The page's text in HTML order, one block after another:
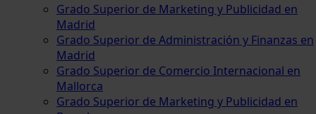
Grado Superior de Marketing y Publicidad en
Madrid
Grado Superior de Administración y Finanzas en
Madrid
Grado Superior de Comercio Internacional en
Mallorca
Grado Superior de Marketing y Publicidad en